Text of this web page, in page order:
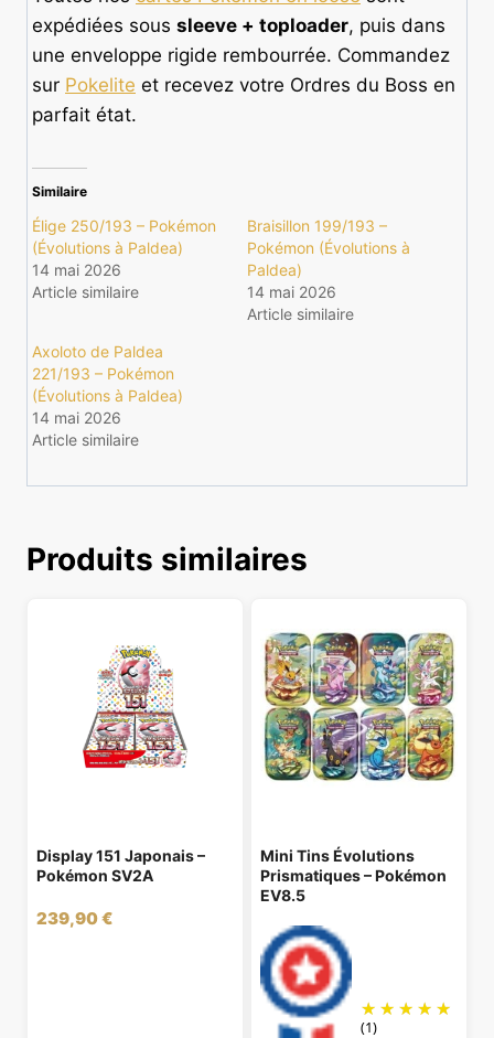
expédiées sous sleeve + toploader, puis dans
une enveloppe rigide rembourrée. Commandez
sur Pokelite et recevez votre Ordres du Boss en
parfait état.
Similaire
Élige 250/193 – Pokémon
(Évolutions à Paldea)
14 mai 2026
Article similaire
Braisillon 199/193 –
Pokémon (Évolutions à
Paldea)
14 mai 2026
Article similaire
Axoloto de Paldea
221/193 – Pokémon
(Évolutions à Paldea)
14 mai 2026
Article similaire
Produits similaires
Display 151 Japonais –
Pokémon SV2A
239,90€
Mini Tins Évolutions
Prismatiques – Pokémon
EV8.5
(1)